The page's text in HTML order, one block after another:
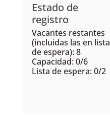
Estado de
registro
Vacantes restantes
(incluidas las en lista
de espera): 8
Capacidad: 0/6
Lista de espera: 0/2